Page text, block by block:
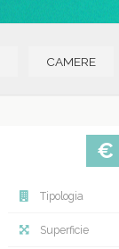
CAMERE
€
Tipologia
Superficie